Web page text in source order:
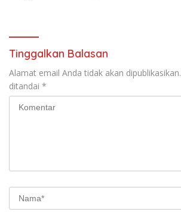
Tinggalkan Balasan
Alamat email Anda tidak akan dipublikasikan.
ditandai *